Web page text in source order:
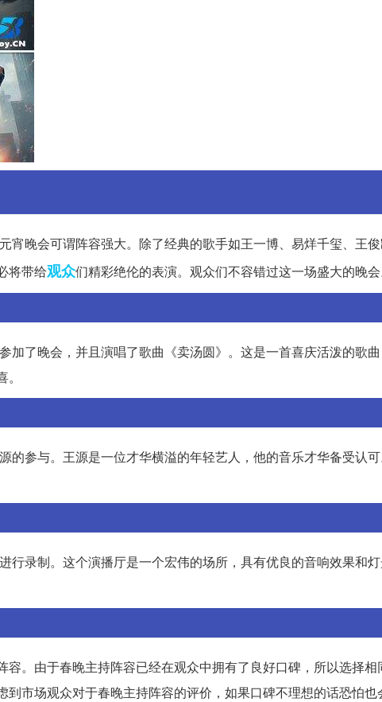
宵晚会可谓阵容强大。除了经典的歌手如王一博、易烊千玺、王
将带给观众们精彩绝伦的表演。观众们不容错过这一场盛大的晚会
加了晚会，并且演唱了歌曲《卖汤圆》。这是一首喜庆活泼的歌
的参与。王源是一位才华横溢的年轻艺人，他的音乐才华备受认
行录制。这个演播厅是一个宏伟的场所，具有优良的音响效果和
。由于春晚主持阵容已经在观众中拥有了良好口碑，所以选择相
市场观众对于春晚主持阵容的评价，如果口碑不理想的话恐怕也